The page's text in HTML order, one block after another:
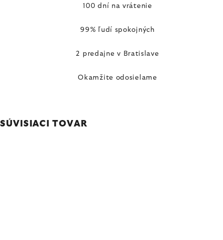
100 dní na vrátenie
99% ľudí spokojných
2 predajne v Bratislave
Okamžite odosielame
SÚVISIACI TOVAR